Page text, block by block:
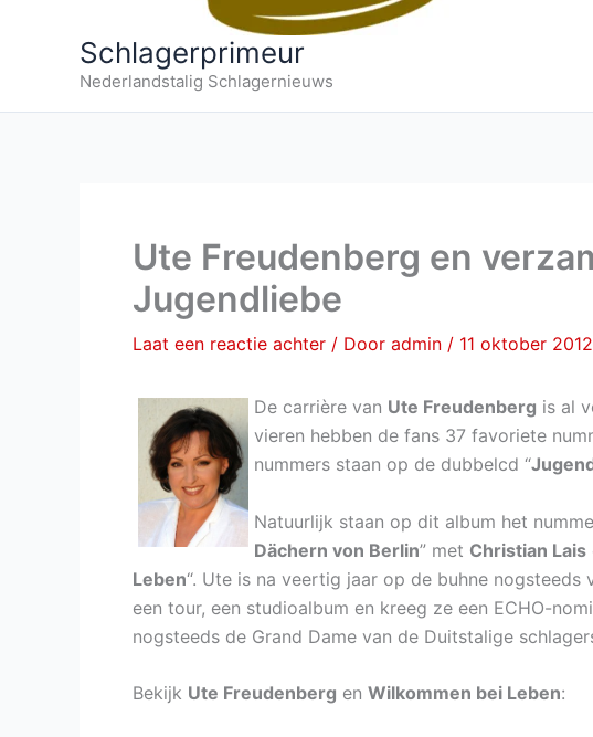
Schlagerprimeur
Nederlandstalig Schlagernieuws
Ute Freudenberg en
Jugendliebe
Laat een reactie achter / Door admin / 11 oktober 2012
De carrière van Ute Freudenberg is al
vieren hebben de fans 37 favoriete
nummers staan op de dubbelcd “
Natuurlijk staan op dit album het
Dächern von Berlin” met Christian Lais
Leben“. Ute is na veertig jaar op de buhne
een tour, een studioalbum en kreeg ze een ECHO-
nogsteeds de Grand Dame van de Duitstalige
Bekijk Ute Freudenberg en Wilkommen bei Leben: